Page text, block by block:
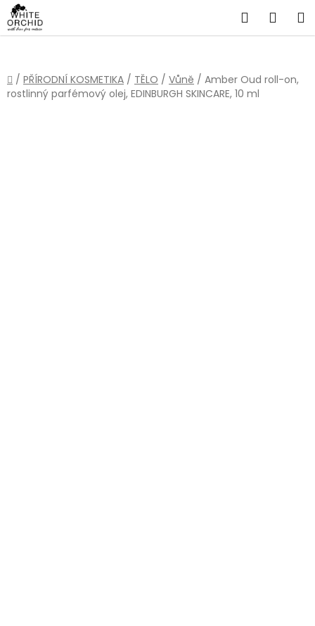
Přejít
na
obsah
Hledat
Domů
/ PŘÍRODNÍ KOSMETIKA / TĚLO / Vůně / Amber Oud roll-on,
rostlinný parfémový olej, EDINBURGH SKINCARE, 10 ml